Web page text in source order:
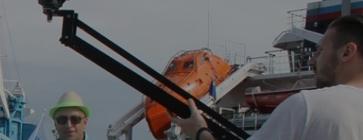
на посещение Дома
«Машины Победы —